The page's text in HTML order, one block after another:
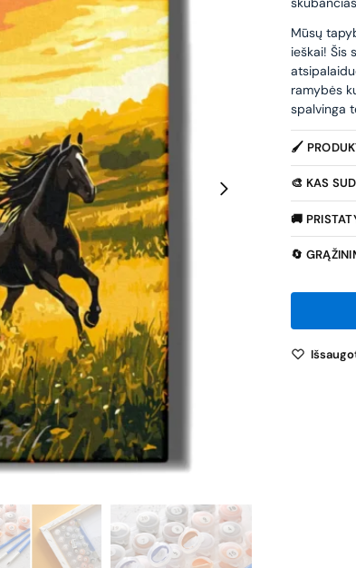
Mūsų
ieškai! Šis
ramybės
spalvinga
🖌️
🎨 KAS
🚚
🔄